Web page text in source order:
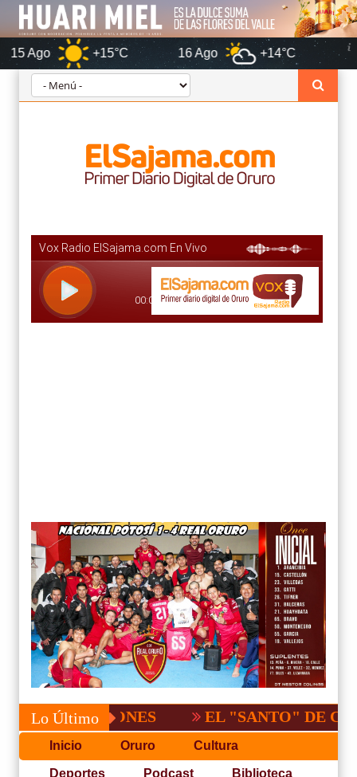
+15°C 16 Ago +14°C
Lo Último EL "SANTO" DE CBBA,
Inicio Oruro Cultura
Deportes Podcast Biblioteca